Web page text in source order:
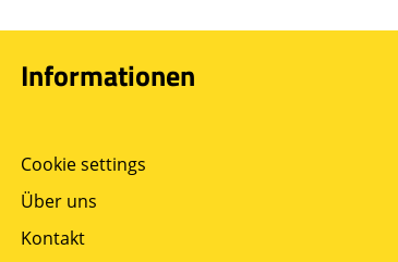
Informationen
Cookie settings
Über uns
Kontakt